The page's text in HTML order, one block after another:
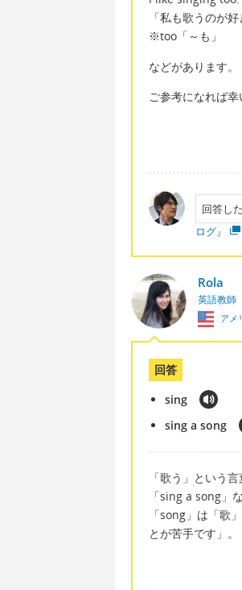
「私も歌うのが好
※too「～も」
などがあります。
ご参考になれば幸
回答し
ログ』
Rola
英語教師
アメ
回答
sing
sing a song
「歌う」という
「sing a song」
「song」は「歌
とが苦手です」。